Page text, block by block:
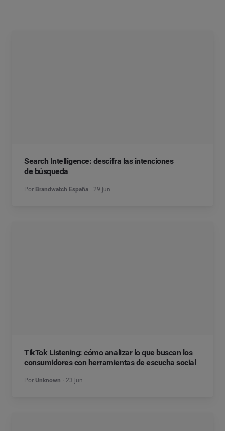
Search Intelligence: descifra las intenciones
de búsqueda
Por Brandwatch España 29 jun
TikTok Listening: cómo analizar lo que buscan los
consumidores con herramientas de escucha social
Por Unknown 23 jun